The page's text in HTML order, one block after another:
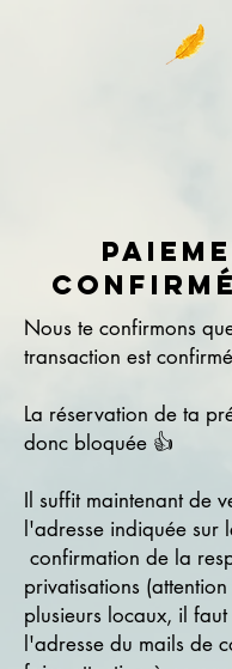
Confirmé
Nous te confirmons
transaction est
La réservation de ta
donc bloquée 👍
Il suffit maintenant de
l'adresse indiquée sur
confirmation de la
privatisations
plusieurs locaux, il
l'adresse du mails de